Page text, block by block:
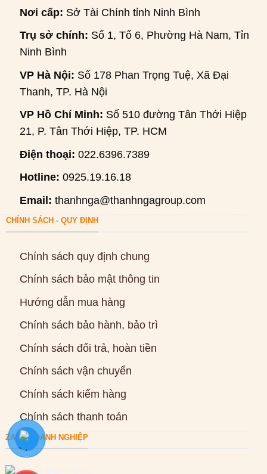
Nơi cấp: Sở Tài Chính tỉnh Ninh Bình
Trụ sở chính: Số 1, Tổ 6, Phường Hà Nam, Tỉnh
Ninh Bình
VP Hà Nội: Số 178 Phan Trọng Tuệ, Xã Đại
Thanh, TP. Hà Nội
VP Hồ Chí Minh: Số 510 đường Tân Thới Hiệp
21, P. Tân Thới Hiệp, TP. HCM
Điện thoại: 022.6396.7389
Hotline: 0925.19.16.18
Email: thanhnga@thanhngagroup.com
CHÍNH SÁCH - QUY ĐỊNH
Chính sách quy định chung
Chính sách bảo mật thông tin
Hướng dẫn mua hàng
Chính sách bảo hành, bảo trì
Chính sách đổi trả, hoàn tiền
Chính sách vận chuyển
Chính sách kiểm hàng
Chính sách thanh toán
ZALO DOANH NGHIỆP